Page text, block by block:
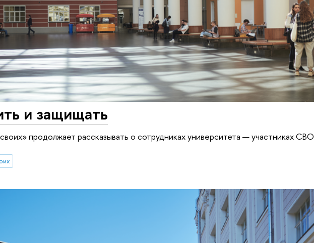
и защищать
продолжает рассказывать о сотрудниках университета — участниках СВО